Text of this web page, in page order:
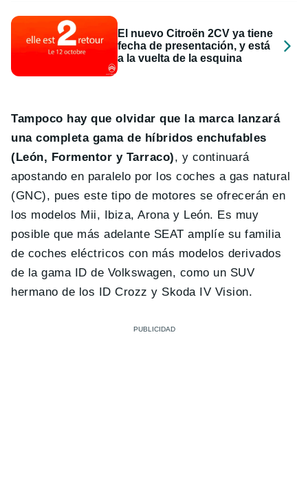
El nuevo Citroën 2CV ya tiene
fecha de presentación, y está
a la vuelta de la esquina
Tampoco hay que olvidar que la marca lanzará
una completa gama de híbridos enchufables
(León, Formentor y Tarraco), y continuará
apostando en paralelo por los coches a gas natural
(GNC), pues este tipo de motores se ofrecerán en
los modelos Mii, Ibiza, Arona y León. Es muy
posible que más adelante SEAT amplíe su familia
de coches eléctricos con más modelos derivados
de la gama ID de Volkswagen, como un SUV
hermano de los ID Crozz y Skoda IV Vision.